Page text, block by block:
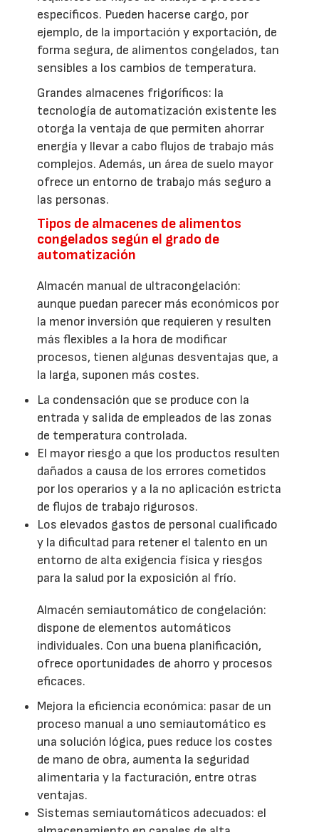
específicos. Pueden hacerse cargo, por
ejemplo, de la importación y exportación, de
forma segura, de alimentos congelados, tan
sensibles a los cambios de temperatura.
Grandes almacenes frigoríficos: la
tecnología de automatización existente les
otorga la ventaja de que permiten ahorrar
energía y llevar a cabo flujos de trabajo más
complejos. Además, un área de suelo mayor
ofrece un entorno de trabajo más seguro a
las personas.
Tipos de almacenes de alimentos
congelados según el grado de
automatización
Almacén manual de ultracongelación:
aunque puedan parecer más económicos por
la menor inversión que requieren y resulten
más flexibles a la hora de modificar
procesos, tienen algunas desventajas que, a
la larga, suponen más costes.
La condensación que se produce con la
entrada y salida de empleados de las zonas
de temperatura controlada.
El mayor riesgo a que los productos resulten
dañados a causa de los errores cometidos
por los operarios y a la no aplicación estricta
de flujos de trabajo rigurosos.
Los elevados gastos de personal cualificado
y la dificultad para retener el talento en un
entorno de alta exigencia física y riesgos
para la salud por la exposición al frío.
Almacén semiautomático de congelación:
dispone de elementos automáticos
individuales. Con una buena planificación,
ofrece oportunidades de ahorro y procesos
eficaces.
Mejora la eficiencia económica: pasar de un
proceso manual a uno semiautomático es
una solución lógica, pues reduce los costes
de mano de obra, aumenta la seguridad
alimentaria y la facturación, entre otras
ventajas.
Sistemas semiautomáticos adecuados: el